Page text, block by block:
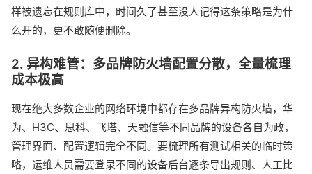
样被遗忘在规则库中，时间久了甚至没人记得这条策略是为什
么开的，更不敢随便删除。
2. 异构难管：多品牌防火墙配置分散，全量梳理
成本极高
现在绝大多数企业的网络环境中都存在多品牌异构防火墙，华
为、H3C、思科、飞塔、天融信等不同品牌的设备各自为政，
管理界面、配置逻辑完全不同。要梳理所有测试相关的临时策
略，运维人员需要登录不同的设备后台逐条导出规则、人工比